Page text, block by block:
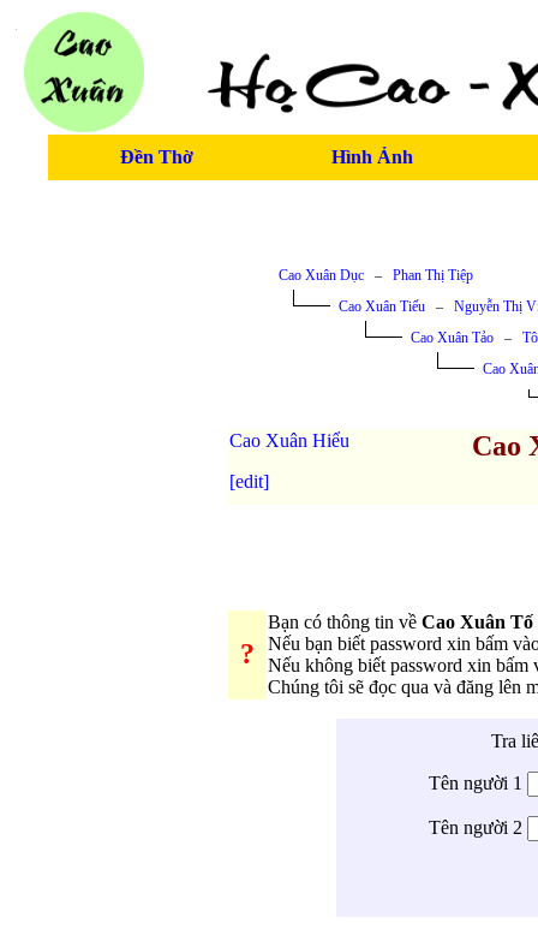
Đền Thờ Hình Ảnh
Cao Xuân Dục– Phan Thị Tiệp
Cao Xuân Tiếu– Nguyễn Thị
Cao Xuân Tảo–
Cao
Cao Xuân Hiểu
[edit]
Cao
?
Bạn có thông tin về Cao Xuân
Nếu bạn biết password xin bấm
Nếu không biết password xin bấm
Chúng tôi sẽ đọc qua và đăng lên
Tra
Tên người 1
Tên người 2